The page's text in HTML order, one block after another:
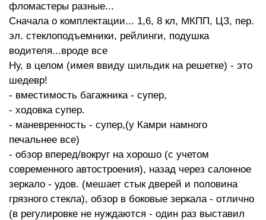
фломастеры разные...
Сначала о комплектации... 1,6, 8 кл, МКПП, ЦЗ, пер.
эл. стеклоподъемники, рейлинги, подушка
водителя...вроде все
Ну, в целом (имея ввиду шильдик на решетке) - это
шедевр!
- вместимость багажника - супер,
- ходовка супер.
- маневренность - супер,(у Камри намного
печальнее все)
- обзор вперед/вокруг на хорошо (с учетом
современного автостроения), назад через салонное
зеркало - удов. (мешает стык дверей и половина
грязного стекла), обзор в боковые зеркала - отлично
(в регулировке не нуждаются - один раз выставил